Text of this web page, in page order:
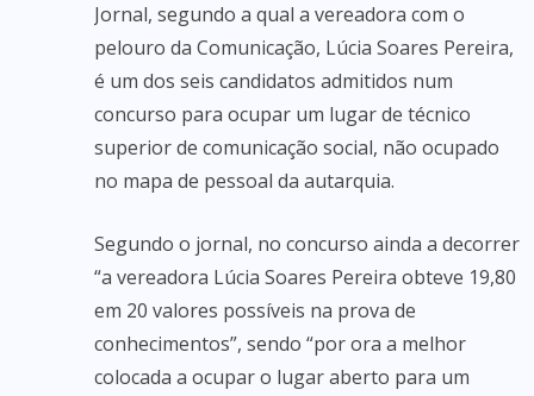
Jornal, segundo a qual a vereadora com o
pelouro da Comunicação, Lúcia Soares Pereira,
é um dos seis candidatos admitidos num
concurso para ocupar um lugar de técnico
superior de comunicação social, não ocupado
no mapa de pessoal da autarquia.
Segundo o jornal, no concurso ainda a decorrer
“a vereadora Lúcia Soares Pereira obteve 19,80
em 20 valores possíveis na prova de
conhecimentos”, sendo “por ora a melhor
colocada a ocupar o lugar aberto para um